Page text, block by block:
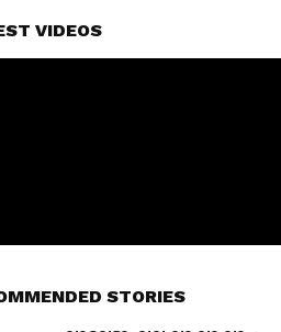
VIDEOS
STORIES